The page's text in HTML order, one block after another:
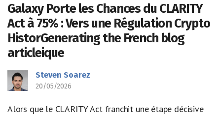
Galaxy Porte les Chances du CLARITY
Act à 75% : Vers une Régulation Crypto
HistorGenerating the French blog
articleique
Steven Soarez
20/05/2026
Alors que le CLARITY Act franchit une étape décisive